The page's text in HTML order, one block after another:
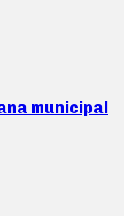
municipal